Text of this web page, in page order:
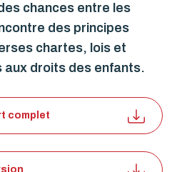
chances entre les
des principes
chartes, lois et
droits des enfants.
complet